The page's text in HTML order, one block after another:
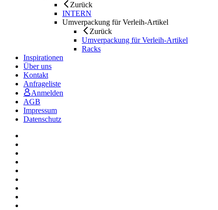
Zurück
INTERN
Umverpackung für Verleih-Artikel
Zurück
Umverpackung für Verleih-Artikel
Racks
Inspirationen
Über uns
Kontakt
Anfrageliste
Anmelden
AGB
Impressum
Datenschutz